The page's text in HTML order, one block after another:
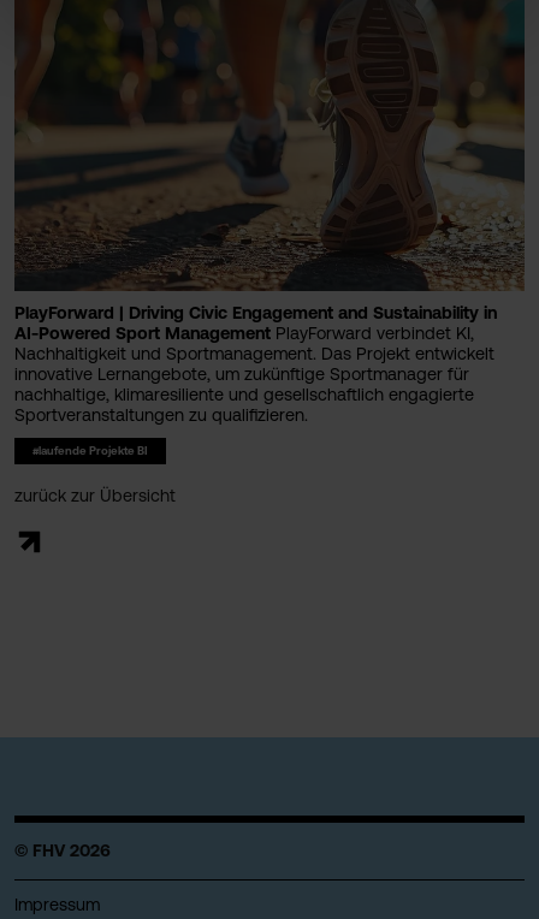
PlayForward | Driving Civic Engagement and Sustainability in
AI-Powered Sport Management PlayForward verbindet KI,
Nachhaltigkeit und Sportmanagement. Das Projekt entwickelt
innovative Lernangebote, um zukünftige Sportmanager für
nachhaltige, klimaresiliente und gesellschaftlich engagierte
Sportveranstaltungen zu qualifizieren.
#laufende Projekte BI
zurück zur Übersicht
© FHV 2026
Impressum